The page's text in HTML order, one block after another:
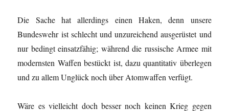
Die Sache hat allerdings einen Haken, denn unsere
Bundeswehr ist schlecht und unzureichend ausgerüstet und
nur bedingt einsatzfähig; während die russische Armee mit
modernsten Waffen bestückt ist, dazu quantitativ überlegen
und zu allem Unglück noch über Atomwaffen verfügt.
Wäre es vielleicht doch besser noch keinen Krieg gegen